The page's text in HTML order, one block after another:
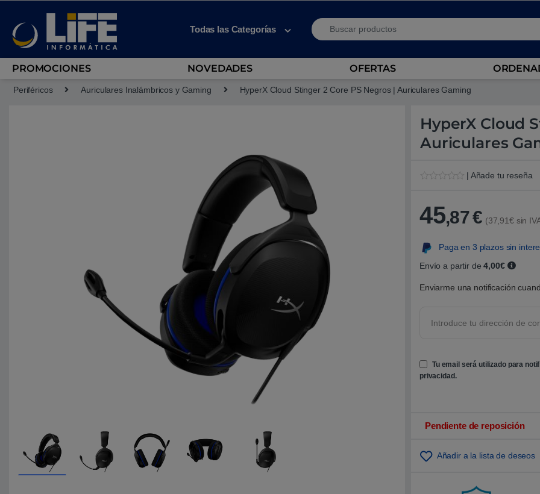
Todas las Categorías
Search for:
PROMOCIONES NOVEDADES OFERTAS
Periféricos Auriculares Inalámbricos y Gaming HyperX Cloud Stinger 2 Core PS Negros | Auriculares Gaming
HyperX Cloud
Auriculares
o
r
o
.
s
a
d
o
a
c
| Añade tu reseña
45,87€ (37,91€ sin
Paga en 3 plazos sin
Envío a partir de4,00€
Enviarme una notificación
Tu email será utilizado para
privacidad.
Pendiente de reposición
Añadir a la lista de deseos